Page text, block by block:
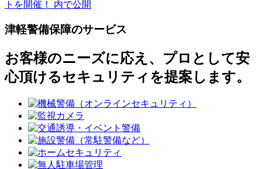
日:
サ
ズ
稿
ナ
ビ
ゲ
ー
トを開催！
内で公開
津軽警備保障のサービス
お客様のニーズに応え、プロとして安
心頂けるセキュリティを提案します。